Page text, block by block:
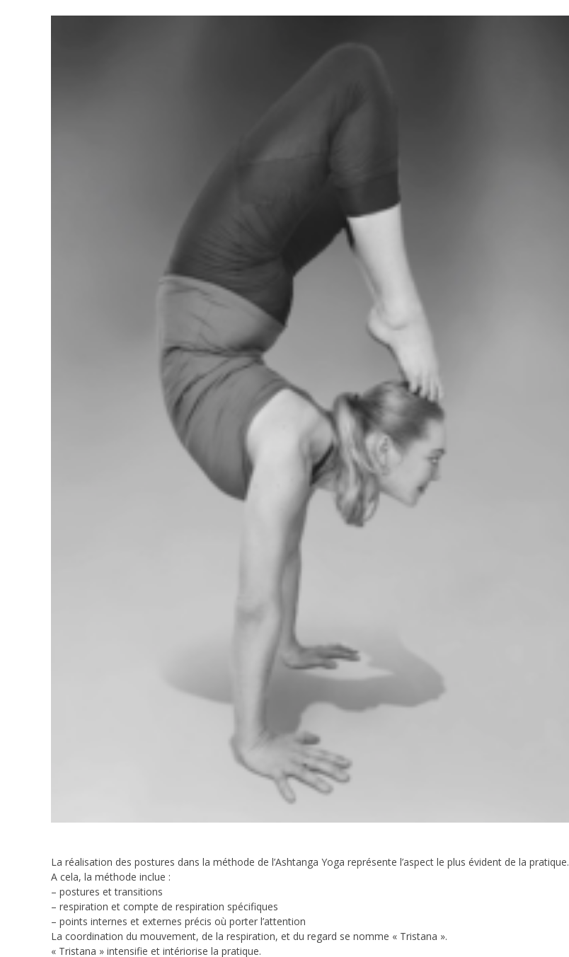
La réalisation des postures dans la méthode de l’Ashtanga Yoga représente l’aspect le plus évident de la pratique.
A cela, la méthode inclue :
– postures et transitions
– respiration et compte de respiration spécifiques
– points internes et externes précis où porter l’attention
La coordination du mouvement, de la respiration, et du regard se nomme « Tristana ».
« Tristana » intensifie et intériorise la pratique.